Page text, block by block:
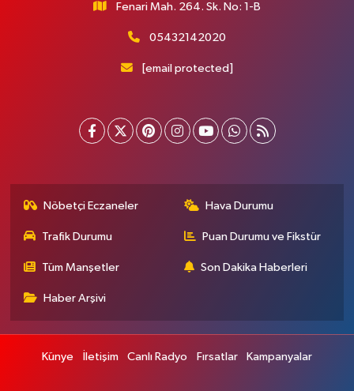
Fenari Mah. 264. Sk. No: 1-B
05432142020
[email protected]
Nöbetçi Eczaneler Hava Durumu
Trafik Durumu Puan Durumu ve Fikstür
Tüm Manşetler Son Dakika Haberleri
Haber Arşivi
Künye İletişim Canlı Radyo Fırsatlar Kampanyalar